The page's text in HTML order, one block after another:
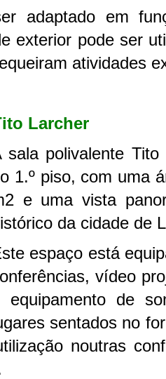
adaptado em
exterior pode ser
atividades
Larcher
sala polivalente
1.º piso, com uma
e uma vista
da cidade de
espaço está
vídeo
equipamento de
sentados no
noutras